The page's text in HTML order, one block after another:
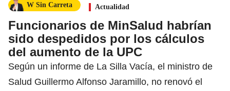
W Sin Carreta Actualidad
Funcionarios de MinSalud habrían
sido despedidos por los cálculos
del aumento de la UPC
Según un informe de La Silla Vacía, el ministro de
Salud Guillermo Alfonso Jaramillo, no renovó el